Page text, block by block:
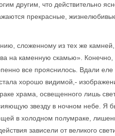
другим, что действительно
прекрасные,
сложенному из тех же камней,
на каменную скамью». Конечно,
все прояснилось. Вдали
хорошо видимой,-
храма, освещенного лишь
звезду в ночном небе. Я
в холодном полумраке,
зависели от великого